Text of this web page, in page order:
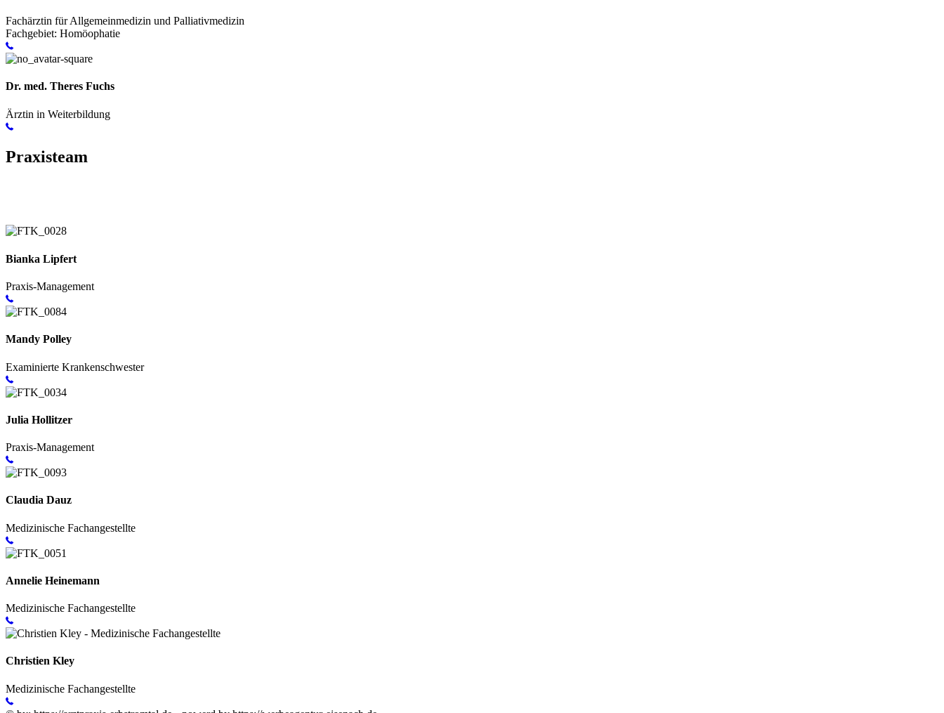
Fachärztin für Allgemeinmedizin und Palliativmedizin
Fachgebiet: Homöophatie
Dr. med. Theres Fuchs
Ärztin in Weiterbildung
Praxisteam
Bianka Lipfert
Praxis-Management
Mandy Polley
Examinierte Krankenschwester
Julia Hollitzer
Praxis-Management
Claudia Dauz
Medizinische Fachangestellte
Annelie Heinemann
Medizinische Fachangestellte
Christien Kley
Medizinische Fachangestellte